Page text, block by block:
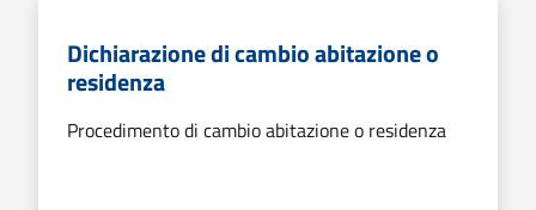
Dichiarazione di cambio abitazione o
residenza
Procedimento di cambio abitazione o residenza